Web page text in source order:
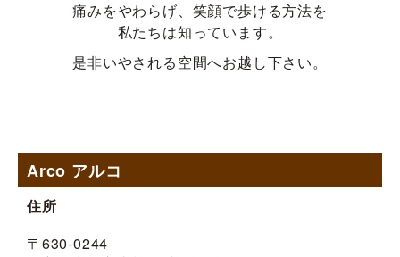
痛みをやわらげ、笑顔で歩ける方法を
私たちは知っています。
是非いやされる空間へお越し下さい。
Arco アルコ
住所
〒630-0244